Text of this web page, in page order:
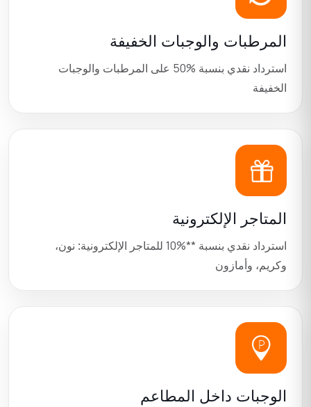
المرطبات والوجبات الخفيفة
استرداد نقدي بنسبة 50% على المرطبات والوجبات
الخفيفة
المتاجر الإلكترونية
استرداد نقدي بنسبة 10%** للمتاجر الإلكترونية: نون،
وكريم، وأمازون
الوجبات داخل المطاعم